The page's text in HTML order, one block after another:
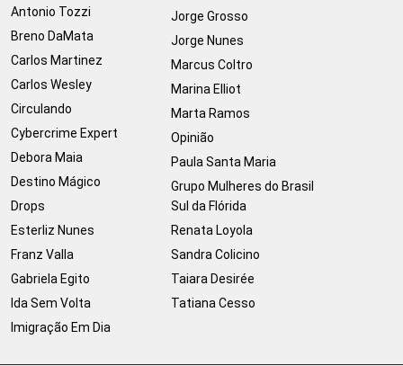
Antonio Tozzi
Breno DaMata
Carlos Martinez
Carlos Wesley
Circulando
Cybercrime Expert
Debora Maia
Destino Mágico
Drops
Esterliz Nunes
Franz Valla
Gabriela Egito
Ida Sem Volta
Imigração Em Dia
Jorge Grosso
Jorge Nunes
Marcus Coltro
Marina Elliot
Marta Ramos
Opinião
Paula Santa Maria
Grupo Mulheres do Brasil
Sul da Flórida
Renata Loyola
Sandra Colicino
Taiara Desirée
Tatiana Cesso